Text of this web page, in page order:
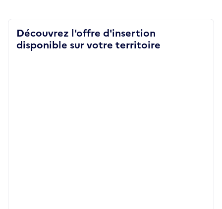
Découvrez l'offre d'insertion
disponible sur votre territoire